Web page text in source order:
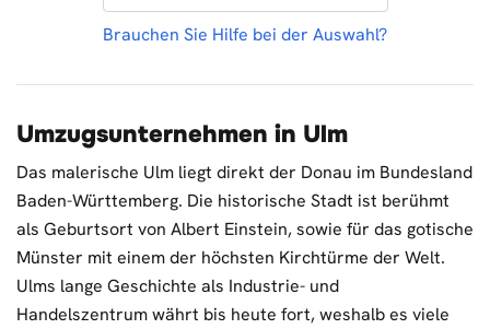
Brauchen Sie Hilfe bei der Auswahl?
Umzugsunternehmen in Ulm
Das malerische Ulm liegt direkt der Donau im Bundesland
Baden-Württemberg. Die historische Stadt ist berühmt
als Geburtsort von Albert Einstein, sowie für das gotische
Münster mit einem der höchsten Kirchtürme der Welt.
Ulms lange Geschichte als Industrie- und
Handelszentrum währt bis heute fort, weshalb es viele